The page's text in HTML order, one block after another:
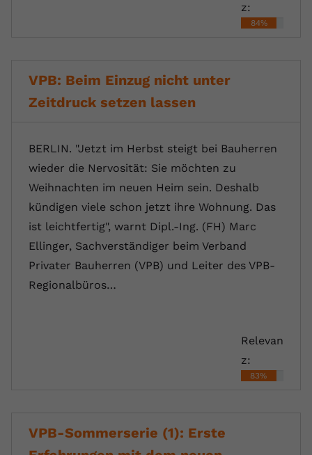
z:
84%
VPB: Beim Einzug nicht unter
Zeitdruck setzen lassen
BERLIN. "Jetzt im Herbst steigt bei Bauherren
wieder die Nervosität: Sie möchten zu
Weihnachten im neuen Heim sein. Deshalb
kündigen viele schon jetzt ihre Wohnung. Das
ist leichtfertig", warnt Dipl.-Ing. (FH) Marc
Ellinger, Sachverständiger beim Verband
Privater Bauherren (VPB) und Leiter des VPB-
Regionalbüros…
Relevan
z:
83%
VPB-Sommerserie (1): Erste